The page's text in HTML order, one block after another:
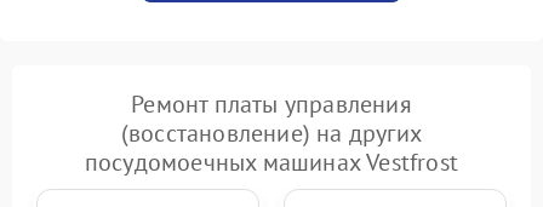
Ремонт платы управления
(восстановление) на других
посудомоечных машинах Vestfrost